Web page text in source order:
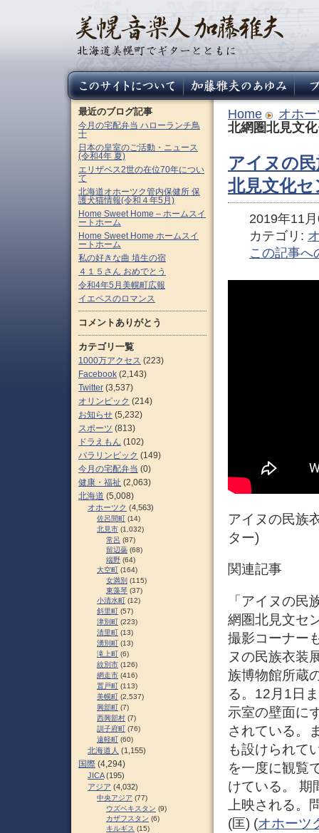
Home
オホ
北網圏北見文
アイヌの
北見文化
2019年11
カテゴリ:
この記事へ
アイヌの民族
ター)
関連記事
「アイヌの
網圏北見文セ
撮影コーナー
ヌの民族衣装
族博物館所蔵
る。12月1日
示室の壁面に
されている。
も設けられて
を一度に観覧
けている。 期
上映される
(匡) (オホーツ
最近のブログ記事
今月の宅配弁当 ハローランチ鳥
十
日本の皇室のご活動・ニュース
(令和4年 夏)
エリザベス2世の在位70年につい
て
北海道オホーツク管内保健所 保
護犬猫情報(令和４年5月)
Home Sweet Home – ホームスイ
ートホーム
Home Sweet Home ホームスイ
ートホーム
私の好きな曲 埴生の宿
４１５さん おめでとう
令和4年5月美幌町広報
イエペスのロマンス
コメントありがとう
カテゴリ一覧
1000万アクセス (223)
Facebook (2,143)
Twitter (3,537)
オリンピック (214)
お知らせ (5,232)
スポーツ (813)
ドラえもん (102)
パラリンピック (149)
今月の宅配弁当 (0)
健康・福祉 (2,063)
北海道 (5,008)
オホーツク (4,563)
佐呂間町 (14)
北見市 (1,032)
常呂 (87)
留辺蘂 (68)
端野 (64)
大空町 (164)
女満別 (115)
東藻琴 (37)
小清水町 (12)
斜里町 (57)
津別町 (223)
清里町 (13)
湧別町 (13)
滝上町 (6)
紋別市 (126)
網走市 (416)
置戸町 (113)
美幌町 (2,537)
興部町 (7)
西興部村 (7)
訓子府町 (76)
遠軽町 (60)
北海道人 (1,155)
国際 (4,294)
JICA(195)
アジア (4,032)
中央アジア (77)
ウズベキスタン (9)
カザフスタン (6)
キルギス (15)